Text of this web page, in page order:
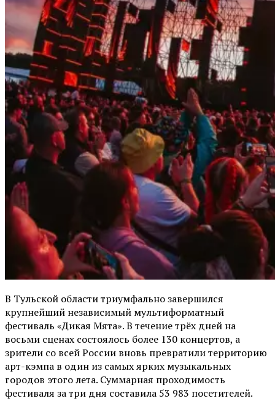
В Тульской области триумфально завершился
крупнейший независимый мультиформатный
фестиваль «Дикая Мята». В течение трёх дней на
восьми сценах состоялось более 130 концертов, а
зрители со всей России вновь превратили территорию
арт-кэмпа в один из самых ярких музыкальных
городов этого лета. Суммарная проходимость
фестиваля за три дня составила 53 983 посетителей.